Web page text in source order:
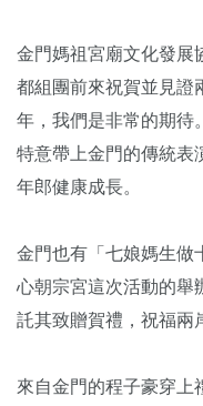
金門媽祖宮廟文化發展
都組團前來祝賀並見證
年，我們是非常的期待
特意帶上金門的傳統表
年郎健康成長。
金門也有「七娘媽生做
心朝宗宮這次活動的舉
託其致贈賀禮，祝福兩
來自金門的程子豪穿上